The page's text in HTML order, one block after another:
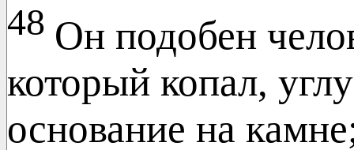
48 Он подобен
который копал,
основание на